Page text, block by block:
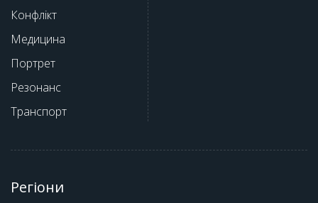
Конфлікт
Медицина
Портрет
Резонанс
Транспорт
Регіони